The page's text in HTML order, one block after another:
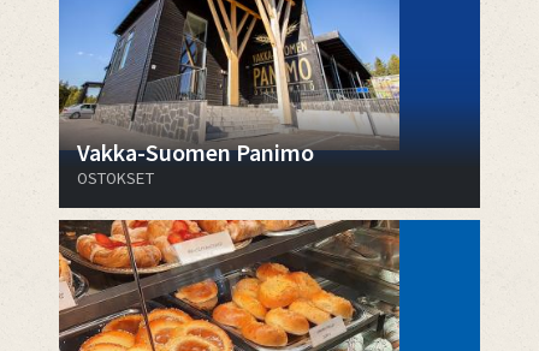
Vakka-Suomen Panimo
OSTOKSET